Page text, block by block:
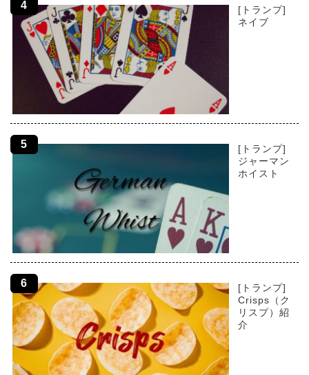
[トランプ]
ネイブ
[トランプ]
ジャーマン
ホイスト
[トランプ]
Crisps（ク
リスプ）紹
介